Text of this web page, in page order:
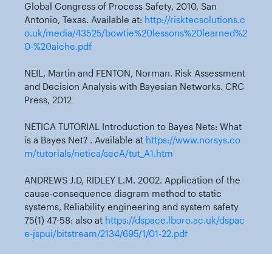
Global Congress of Process Safety, 2010, San
Antonio, Texas. Available at: http://risktecsolutions.c
o.uk/media/43525/bowtie%20lessons%20learned%2
0-%20aiche.pdf
NEIL, Martin and FENTON, Norman. Risk Assessment
and Decision Analysis with Bayesian Networks. CRC
Press, 2012
NETICA TUTORIAL Introduction to Bayes Nets: What
is a Bayes Net? . Available at https://www.norsys.co
m/tutorials/netica/secA/tut_A1.htm
ANDREWS J.D, RIDLEY L.M. 2002. Application of the
cause-consequence diagram method to static
systems, Reliability engineering and system safety
75(1) 47-58: also at https://dspace.lboro.ac.uk/dspac
e-jspui/bitstream/2134/695/1/01-22.pdf